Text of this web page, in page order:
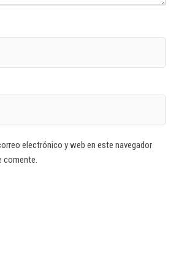
electrónico y web en este navegador
comente.